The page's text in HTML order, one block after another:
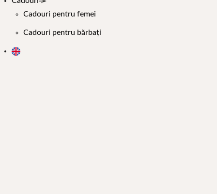
Cadouri pentru femei
Cadouri pentru bărbați